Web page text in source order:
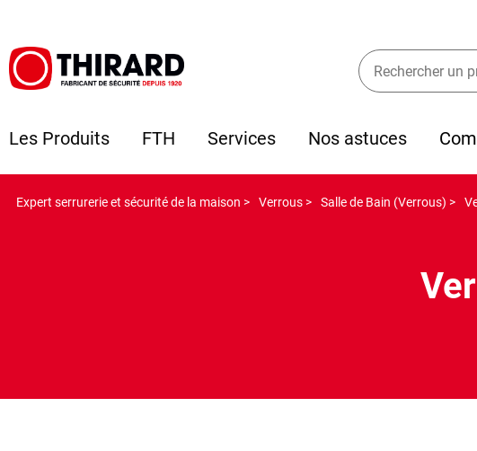
Les Produits FTH Services Nos astuces
Expert serrurerie et sécurité de la maison > Verrous > Salle de Bain (Verrous) >